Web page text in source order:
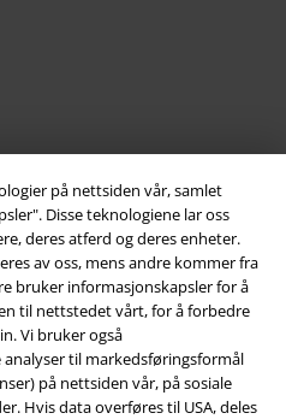
på nettsiden vår, samlet
Disse teknologiene lar oss
deres atferd og deres enheter.
av oss, mens andre kommer fra
bruker informasjonskapsler for å
til nettstedet vårt, for å forbedre
Vi bruker også
til markedsføringsformål
på nettsiden vår, på sosiale
Hvis data overføres til USA, deles